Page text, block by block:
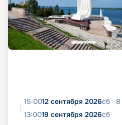
15:0012 сентября 2026сб 8
13:0019 сентября 2026сб